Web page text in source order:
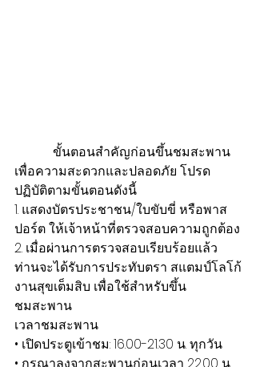
เพื่อความสะดวกและปลอดภัย โปรด
ปฏิบัติตามขั้นตอนดังนี้
1. แสดงบัตรประชาชน/ใบขับขี่ หรือพาส
ปอร์ต ให้เจ้าหน้าที่ตรวจสอบความถูกต้อง
2. เมื่อผ่านการตรวจสอบเรียบร้อยแล้ว
ท่านจะได้รับการประทับตรา สแตมป์โลโก้
งานสุขเต็มสิบ เพื่อใช้สำหรับขึ้น
ชมสะพาน
เวลาชมสะพาน
• เปิดประตูเข้าชม: 16.00-21.30 น. ทุกวัน
• กรุณาลงจากสะพานก่อนเวลา 22.00 น.